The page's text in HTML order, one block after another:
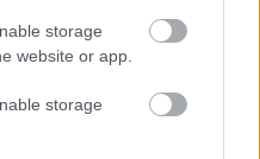
storage
website or app.
storage
Līdz nonācu
Nebija skaidras
tuberkulozes